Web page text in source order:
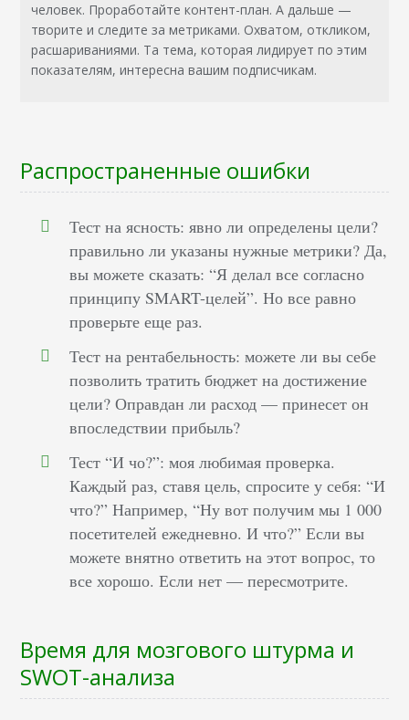
человек. Проработайте контент-план. А дальше —
творите и следите за метриками. Охватом, откликом,
расшариваниями. Та тема, которая лидирует по этим
показателям, интересна вашим подписчикам.
Распространенные ошибки
Тест на ясность: явно ли определены цели?
правильно ли указаны нужные метрики? Да,
вы можете сказать: “Я делал все согласно
принципу SMART-целей”. Но все равно
проверьте еще раз.
Тест на рентабельность: можете ли вы себе
позволить тратить бюджет на достижение
цели? Оправдан ли расход — принесет он
впоследствии прибыль?
Тест “И чо?”: моя любимая проверка.
Каждый раз, ставя цель, спросите у себя: “И
что?” Например, “Ну вот получим мы 1 000
посетителей ежедневно. И что?” Если вы
можете внятно ответить на этот вопрос, то
все хорошо. Если нет — пересмотрите.
Время для мозгового штурма и
SWOT-анализа